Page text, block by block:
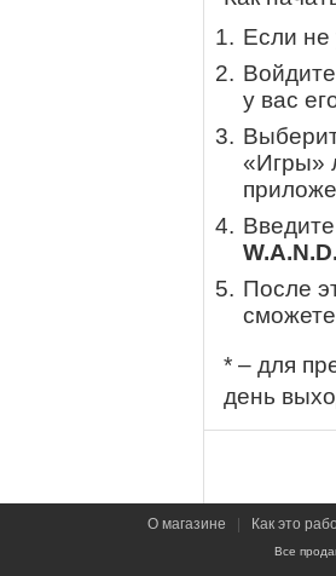
Если не
у вас
«Игры»
После
сможете
* – для
день
О магазине Как это
Все